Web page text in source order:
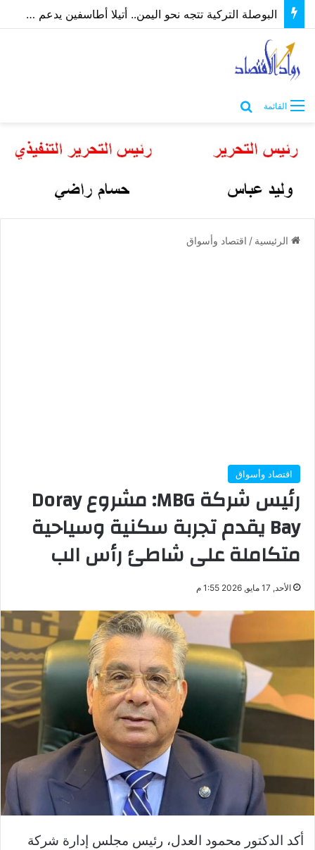
القائمة
الرئيسية / اقتصاد وأسواق
اقتصاد وأسواق
رئيس شركة MBG: مشروع Doray
Bay يقدم تجربة سكنية وسياحية
متكاملة على شاطئ رأس الب
الأحد, 17 مايو, 2026 1:55 م
أكد الدكتور محمود العدل، رئيس مجلس إدارة شركة